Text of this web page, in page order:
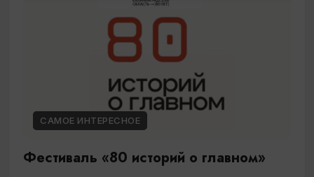
САМОЕ ИНТЕРЕСНОЕ
Фестиваль «80 историй о главном»